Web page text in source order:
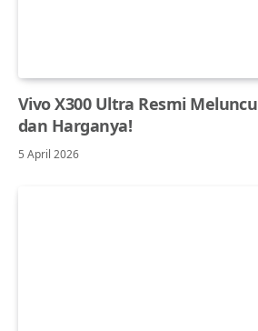
Vivo X300 Ultra Resmi
dan Harganya!
5 April 2026